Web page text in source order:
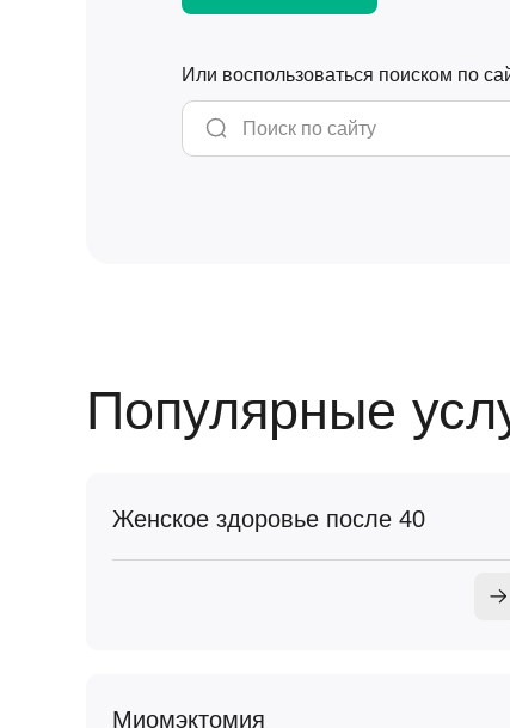
Или воспользоваться поиском по
Популярные
Женское здоровье после 40
Миомэктомия